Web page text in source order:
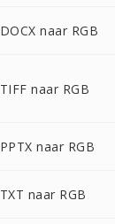
DOCX naar RGB
TIFF naar RGB
PPTX naar RGB
TXT naar RGB